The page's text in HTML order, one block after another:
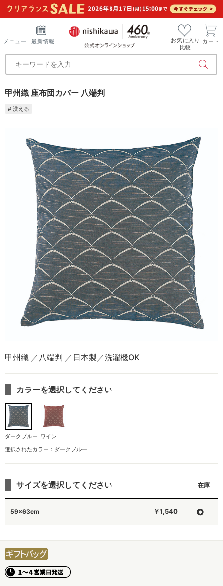
メニュー 最新情報
お気に入り
比較
カート
甲州織 座布団カバー 八端判
# 洗える
甲州織 ／八端判 ／日本製／洗濯機OK
カラーを選択してください
ダークブルー ワイン
選択されたカラー：ダークブルー
サイズを選択してください
59×63cm ￥1,540 ○